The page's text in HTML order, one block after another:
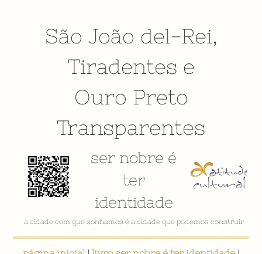
São João del-Rei,
Tiradentes e
Ouro Preto
Transparentes
ser nobre é
ter
identidade
a cidade com que sonhamos é a cidade que podemos construir